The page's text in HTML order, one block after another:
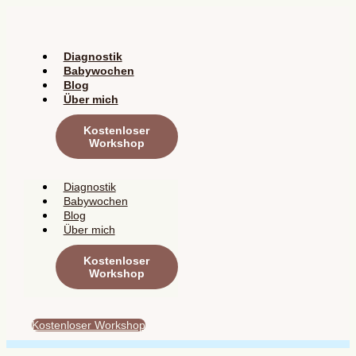
Diagnostik
Babywochen
Blog
Über mich
Kostenloser
Workshop
Diagnostik
Babywochen
Blog
Über mich
Kostenloser
Workshop
Kostenloser Workshop